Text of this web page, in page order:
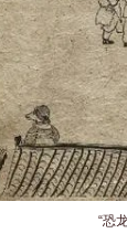
“恐